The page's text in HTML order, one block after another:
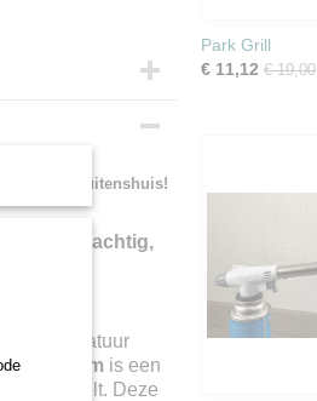
koken buitenshuis!
- Krachtig,
van de natuur
is een
niveau tilt. Deze
Park Grill
€ 11,12 € 19,00